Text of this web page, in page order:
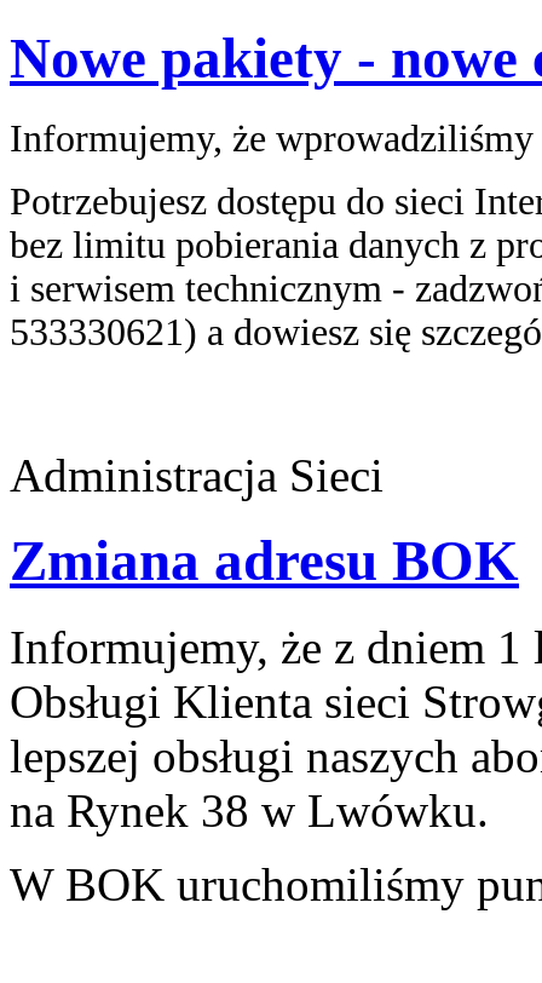
Nowe pakiety - nowe
Informujemy, że
Potrzebujesz dostępu do sieci
bez limitu pobierania danych z
i serwisem technicznym -
533330621) a dowiesz się
Administracja Sieci
Zmiana adresu BOK
Informujemy, że z dniem
Obsługi Klienta sieci
lepszej obsługi naszych
na Rynek 38 w Lwówku.
W BOK uruchomiliśmy